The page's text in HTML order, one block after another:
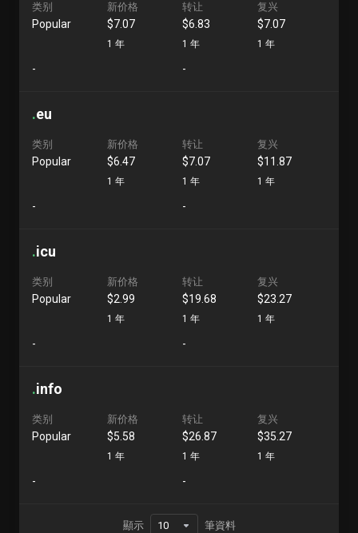
类别
Popular
新价格
$7.07
1 年
转让
$6.83
1 年
复兴
$7.07
1 年
- -
.eu
类别
Popular
新价格
$6.47
1 年
转让
$7.07
1 年
复兴
$11.87
1 年
- -
.icu
类别
Popular
新价格
$2.99
1 年
转让
$19.68
1 年
复兴
$23.27
1 年
- -
.info
类别
Popular
新价格
$5.58
1 年
转让
$26.87
1 年
复兴
$35.27
1 年
- -
顯示 筆資料